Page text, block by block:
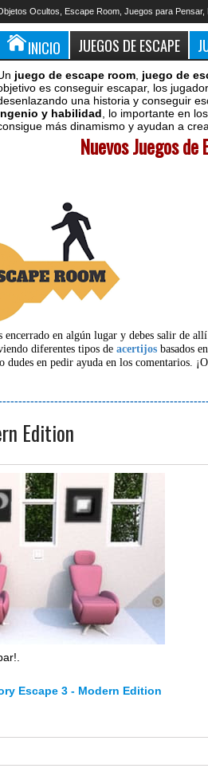
Ocultos, Escape Room, Juegos para Pensar,
INICIO JUEGOS DE ESCAPE
juego de escape room juego de
es conseguir escapar, los
una historia y conseguir
y habilidad , lo importante en
más dinamismo y ayudan a
Nuevos Juegos
encerrado en algún lugar y debes salir de
diferentes tipos deacertijos basados
dudes en pedir ayuda en los comentarios.
Edition
Escape 3 - Modern Edition